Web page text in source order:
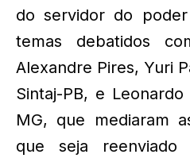
do servidor do
temas debatidos
Alexandre Pires, Yuri
Sintaj-PB, e
MG, que mediaram
que seja